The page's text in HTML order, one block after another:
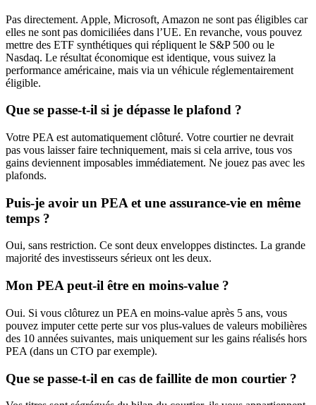
Pas directement. Apple, Microsoft, Amazon ne sont pas éligibles car
elles ne sont pas domiciliées dans l’UE. En revanche, vous pouvez
mettre des ETF synthétiques qui répliquent le S&P 500 ou le
Nasdaq. Le résultat économique est identique, vous suivez la
performance américaine, mais via un véhicule réglementairement
éligible.
Que se passe-t-il si je dépasse le plafond ?
Votre PEA est automatiquement clôturé. Votre courtier ne devrait
pas vous laisser faire techniquement, mais si cela arrive, tous vos
gains deviennent imposables immédiatement. Ne jouez pas avec les
plafonds.
Puis-je avoir un PEA et une assurance-vie en même
temps ?
Oui, sans restriction. Ce sont deux enveloppes distinctes. La grande
majorité des investisseurs sérieux ont les deux.
Mon PEA peut-il être en moins-value ?
Oui. Si vous clôturez un PEA en moins-value après 5 ans, vous
pouvez imputer cette perte sur vos plus-values de valeurs mobilières
des 10 années suivantes, mais uniquement sur les gains réalisés hors
PEA (dans un CTO par exemple).
Que se passe-t-il en cas de faillite de mon courtier ?